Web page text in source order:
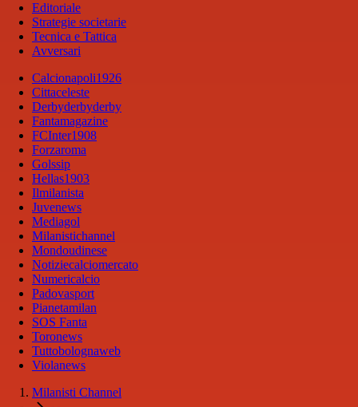
Editoriale
Strategie societarie
Tecnica e Tattica
Avversari
Calcionapoli1926
Cittaceleste
Derbyderbyderby
Fantamagazine
FCInter1908
Forzaroma
Golssip
Hellas1903
Ilmilanista
Juvenews
Mediagol
Milanistichannel
Mondoudinese
Notiziecalciomercato
Numericalcio
Padovasport
Pianetamilan
SOS Fanta
Toronews
Tuttobolognaweb
Violanews
Milanisti Channel